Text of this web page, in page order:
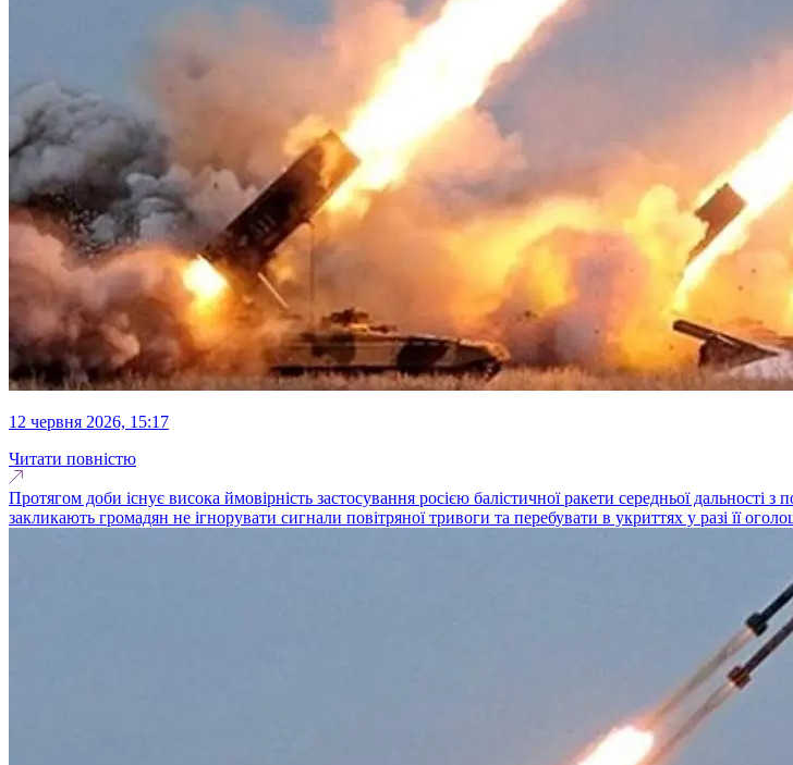
12 червня 2026, 15:17
Читати повністю
Протягом доби існує висока ймовірність застосування росією балістичної ракети середньої
закликають громадян не ігнорувати сигнали повітряної тривоги та перебувати в укриттях у разі її